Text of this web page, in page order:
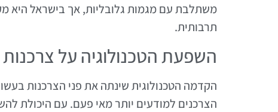
משתלבת עם מגמות גלובליות, אך בישראל היא
תרבותית.
השפעת הטכנולוגיה על
הקדמה הטכנולוגית שינתה את פני הצרכנות
הצרכנים למודעים יותר מאי פעם. עם היכולת